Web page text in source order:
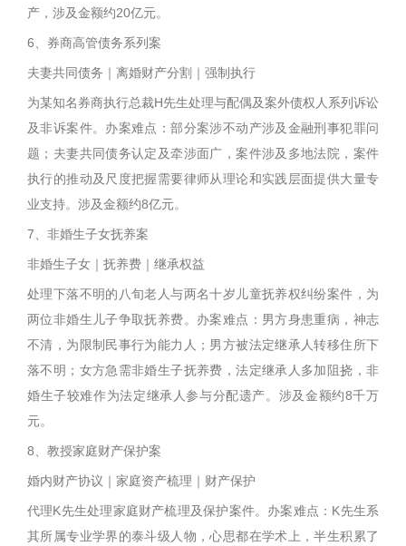
产，涉及金额约20亿元。
6、券商高管债务系列案
夫妻共同债务｜离婚财产分割｜强制执行
为某知名券商执行总裁H先生处理与配偶及案外债权人系列诉讼
及非诉案件。办案难点：部分案涉不动产涉及金融刑事犯罪问
题；夫妻共同债务认定及牵涉面广，案件涉及多地法院，案件
执行的推动及尺度把握需要律师从理论和实践层面提供大量专
业支持。涉及金额约8亿元。
7、非婚生子女抚养案
非婚生子女｜抚养费｜继承权益
处理下落不明的八旬老人与两名十岁儿童抚养权纠纷案件，为
两位非婚生儿子争取抚养费。办案难点：男方身患重病，神志
不清，为限制民事行为能力人；男方被法定继承人转移住所下
落不明；女方急需非婚生子抚养费，法定继承人多加阻挠，非
婚生子较难作为法定继承人参与分配遗产。涉及金额约8千万
元。
8、教授家庭财产保护案
婚内财产协议｜家庭资产梳理｜财产保护
代理K先生处理家庭财产梳理及保护案件。办案难点：K先生系
其所属专业学界的泰斗级人物，心思都在学术上，半生积累了